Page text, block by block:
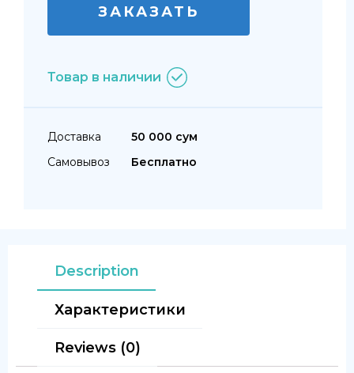
ЗАКАЗАТЬ
Товар в наличии
Доставка
50 000 сум
Самовывоз
Бесплатно
Description
Характеристики
Reviews (0)